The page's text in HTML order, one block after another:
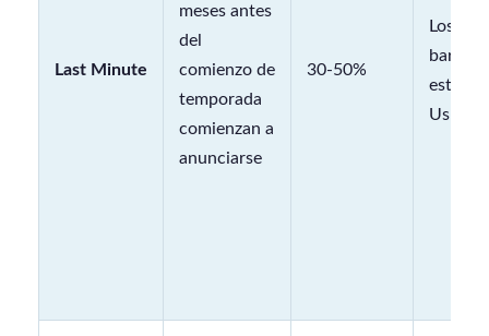
Last Minute
meses antes
del
comienzo de
temporada
comienzan a
anunciarse
30-50%
Los más
estar en